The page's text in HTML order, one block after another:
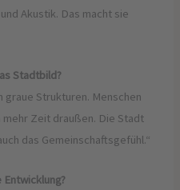
Akustik. Das macht sie
Stadtbild?
graue Strukturen. Menschen
Zeit draußen. Die Stadt
das Gemeinschaftsgefühl.“